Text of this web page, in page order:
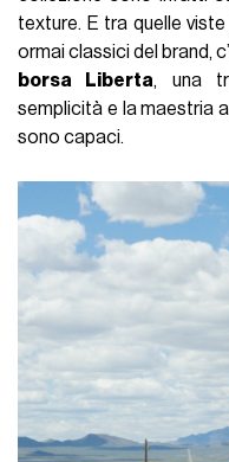
texture. E tra quelle
ormai classici del brand,
borsa Liberta, una
semplicità e la maestria
sono capaci.